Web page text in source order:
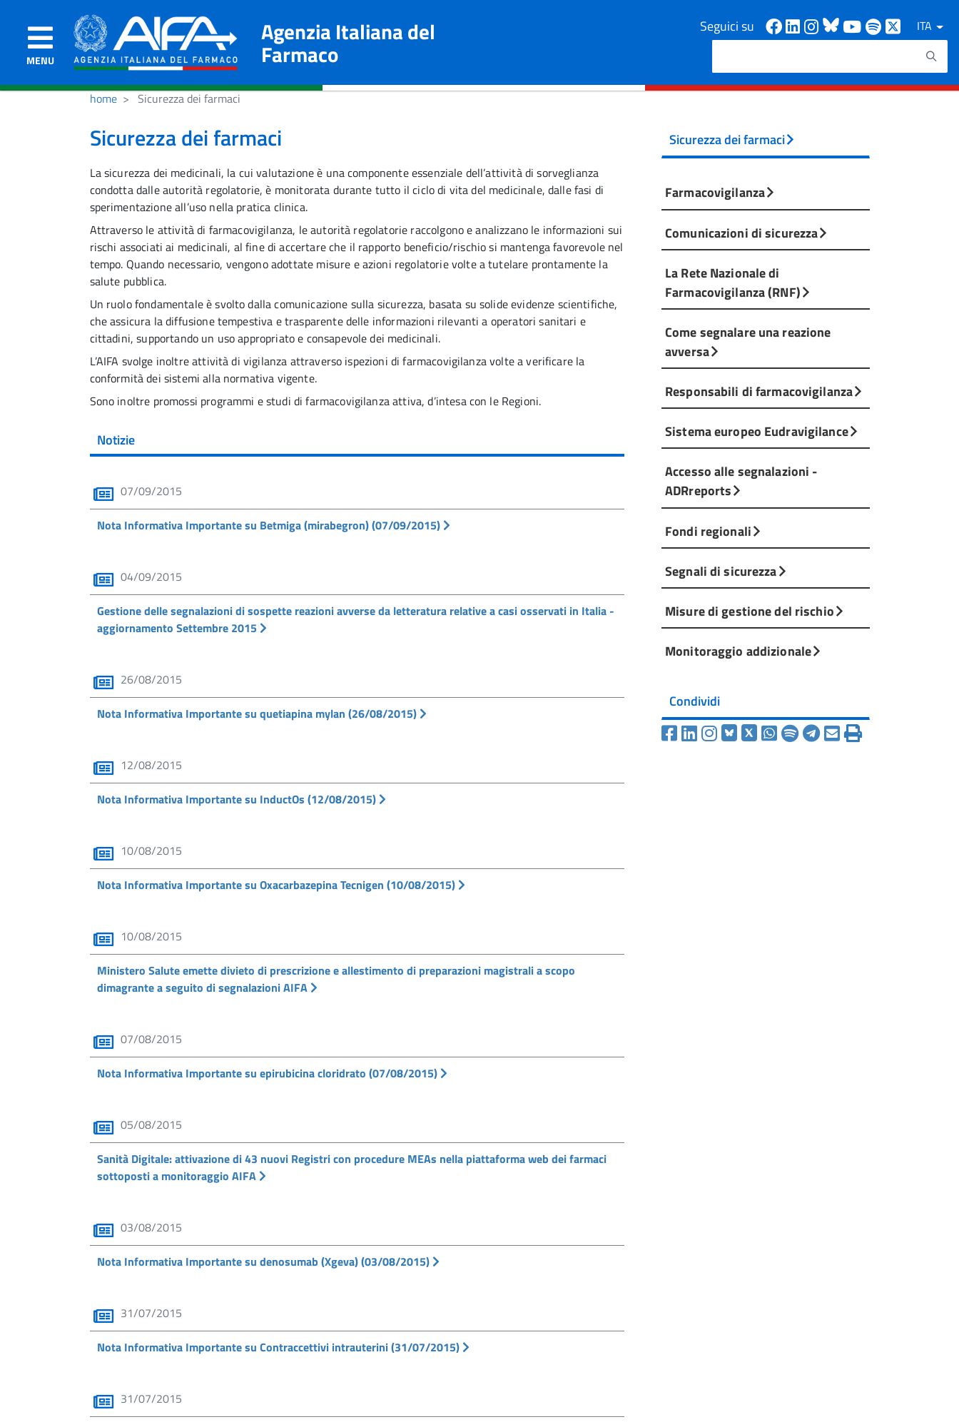
MENU
Agenzia Italiana del
Farmaco
Seguici su Facebook
Linkedin
Instagram
Bluesky
Youtube
Spotify
ITA
Cerca
home Sicurezza dei farmaci
Sicurezza dei farmaci
La sicurezza dei medicinali, la cui valutazione è una componente essenziale dell’attività di sorveglianza
condotta dalle autorità regolatorie, è monitorata durante tutto il ciclo di vita del medicinale, dalle fasi di
sperimentazione all’uso nella pratica clinica.
Attraverso le attività di farmacovigilanza, le autorità regolatorie raccolgono e analizzano le informazioni sui
rischi associati ai medicinali, al fine di accertare che il rapporto beneficio/rischio si mantenga favorevole nel
tempo. Quando necessario, vengono adottate misure e azioni regolatorie volte a tutelare prontamente la
salute pubblica.
Un ruolo fondamentale è svolto dalla comunicazione sulla sicurezza, basata su solide evidenze scientifiche,
che assicura la diffusione tempestiva e trasparente delle informazioni rilevanti a operatori sanitari e
cittadini, supportando un uso appropriato e consapevole dei medicinali.
L’AIFA svolge inoltre attività di vigilanza attraverso ispezioni di farmacovigilanza volte a verificare la
conformità dei sistemi alla normativa vigente.
Sono inoltre promossi programmi e studi di farmacovigilanza attiva, d’intesa con le Regioni.
Notizie
07/09/2015
Nota Informativa Importante su Betmiga (mirabegron) (07/09/2015)
04/09/2015
Gestione delle segnalazioni di sospette reazioni avverse da letteratura relative a casi osservati in Italia -
aggiornamento Settembre 2015
26/08/2015
Nota Informativa Importante su quetiapina mylan (26/08/2015)
12/08/2015
Nota Informativa Importante su InductOs (12/08/2015)
10/08/2015
Nota Informativa Importante su Oxacarbazepina Tecnigen (10/08/2015)
10/08/2015
Ministero Salute emette divieto di prescrizione e allestimento di preparazioni magistrali a scopo
dimagrante a seguito di segnalazioni AIFA
07/08/2015
Nota Informativa Importante su epirubicina cloridrato (07/08/2015)
05/08/2015
Sanità Digitale: attivazione di 43 nuovi Registri con procedure MEAs nella piattaforma web dei farmaci
sottoposti a monitoraggio AIFA
03/08/2015
Nota Informativa Importante su denosumab (Xgeva) (03/08/2015)
31/07/2015
Nota Informativa Importante su Contraccettivi intrauterini (31/07/2015)
31/07/2015
Sicurezza dei farmaci
Farmacovigilanza
Comunicazioni di sicurezza
La Rete Nazionale di
Farmacovigilanza (RNF)
Come segnalare una reazione
avversa
Responsabili di farmacovigilanza
Sistema europeo Eudravigilance
Accesso alle segnalazioni -
ADRreports
Fondi regionali
Segnali di sicurezza
Misure di gestione del rischio
Monitoraggio addizionale
Condividi